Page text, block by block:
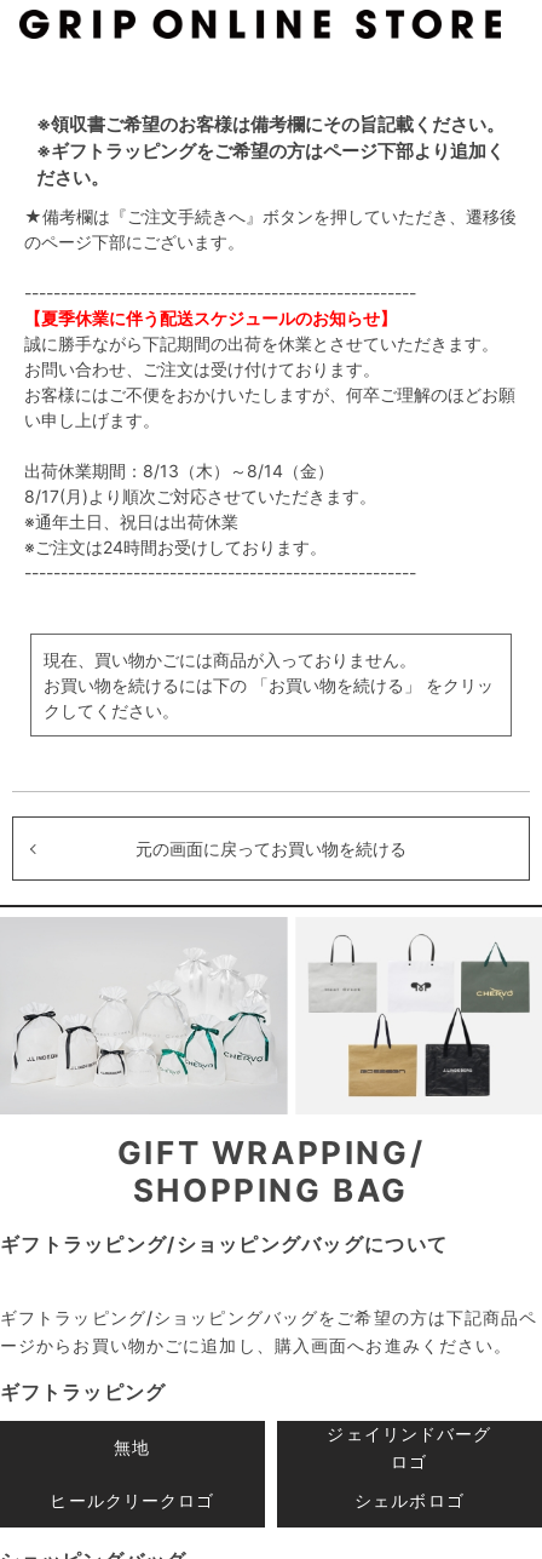
※領収書ご希望のお客様は備考欄にその旨記載ください。
※ギフトラッピングをご希望の方はページ下部より追加く
ださい。
★備考欄は『ご注文手続きへ』ボタンを押していただき、遷移後
のページ下部にございます。
------------------------------------------------------
【夏季休業に伴う配送スケジュールのお知らせ】
誠に勝手ながら下記期間の出荷を休業とさせていただきます。
お問い合わせ、ご注文は受け付けております。
お客様にはご不便をおかけいたしますが、何卒ご理解のほどお願
い申し上げます。
出荷休業期間：8/13（木）～8/14（金）
8/17(月)より順次ご対応させていただきます。
※通年土日、祝日は出荷休業
※ご注文は24時間お受けしております。
------------------------------------------------------
現在、買い物かごには商品が入っておりません。
お買い物を続けるには下の 「お買い物を続ける」 をクリッ
クしてください。
元の画面に戻ってお買い物を続ける
GIFT WRAPPING/
SHOPPING BAG
ギフトラッピング/ショッピングバッグについて
ギフトラッピング/ショッピングバッグをご希望の方は下記商品ペ
ージからお買い物かごに追加し、購入画面へお進みください。
ギフトラッピング
無地
ジェイリンドバーグ
ロゴ
ヒールクリークロゴ
シェルボロゴ